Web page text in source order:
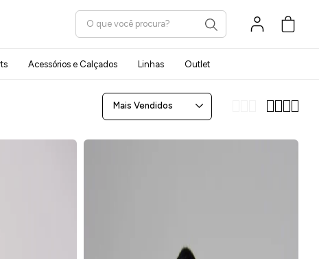
Acessórios e Calçados Linhas Outlet
Mais Vendidos